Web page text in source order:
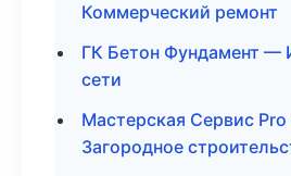
Коммерческий ремонт
ГК Бетон Фундамент —
сети
Мастерская Сервис
Загородное